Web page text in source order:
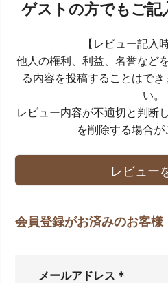
ゲストの方でもご記
【レビュー記入
他人の権利、利益、名誉など
る内容を投稿することはで
い。
レビュー内容が不適切と判断
を削除する場合が
レビュー
会員登録がお済みのお客様
メールアドレス